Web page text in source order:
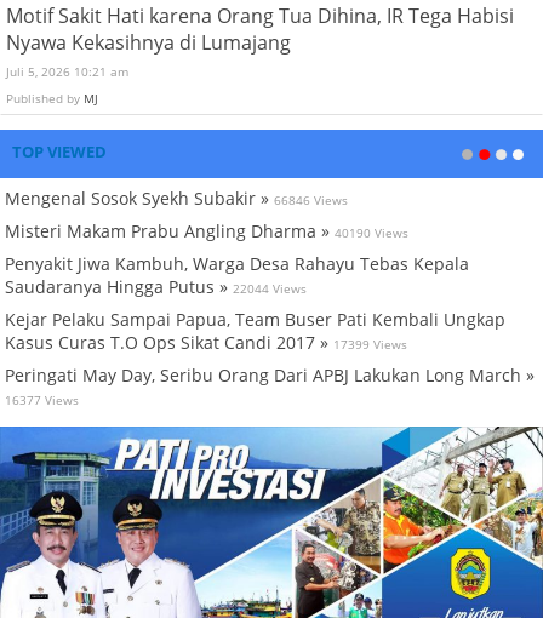
Motif Sakit Hati karena Orang Tua Dihina, IR Tega Habisi
Nyawa Kekasihnya di Lumajang
Juli 5, 2026 10:21 am
Published by MJ
TOP VIEWED
Mengenal Sosok Syekh Subakir » 66846 Views
Misteri Makam Prabu Angling Dharma » 40190 Views
Penyakit Jiwa Kambuh, Warga Desa Rahayu Tebas Kepala
Saudaranya Hingga Putus » 22044 Views
Kejar Pelaku Sampai Papua, Team Buser Pati Kembali Ungkap
Kasus Curas T.O Ops Sikat Candi 2017 » 17399 Views
Peringati May Day, Seribu Orang Dari APBJ Lakukan Long March »
16377 Views